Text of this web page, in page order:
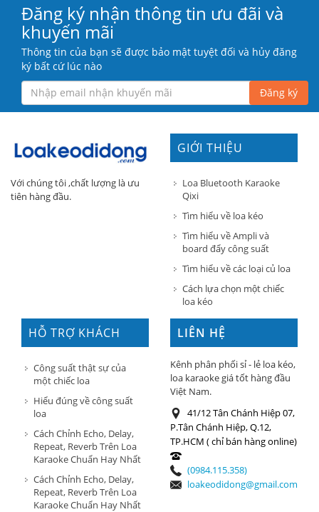
Đăng ký nhận thông tin ưu đãi và
khuyến mãi
Thông tin của bạn sẽ được bảo mật tuyệt đối và hủy đăng
ký bất cứ lúc nào
Đăng ký
Với chúng tôi ,chất lượng là ưu
tiên hàng đầu.
GIỚI THIỆU
Loa Bluetooth Karaoke
Qixi
Tìm hiểu về loa kéo
Tìm hiểu về Ampli và
board đẩy công suất
Tìm hiểu về các loại củ loa
Cách lựa chọn một chiếc
loa kéo
HỖ TRỢ KHÁCH
HÀNG
Công suất thật sự của
một chiếc loa
Hiểu đúng về công suất
loa
Cách Chỉnh Echo, Delay,
Repeat, Reverb Trên Loa
Karaoke Chuẩn Hay Nhất
Cách Chỉnh Echo, Delay,
Repeat, Reverb Trên Loa
Karaoke Chuẩn Hay Nhất
LIÊN HỆ
Kênh phân phối sỉ - lẻ loa kéo,
loa karaoke giá tốt hàng đầu
Việt Nam.
41/12 Tân Chánh Hiệp 07,
P.Tân Chánh Hiệp, Q.12,
TP.HCM ( chỉ bán hàng online)
(0984.115.358)
loakeodidong@gmail.com